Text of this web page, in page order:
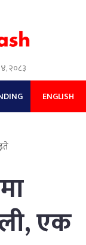
२०८३
ENGLISH
एक